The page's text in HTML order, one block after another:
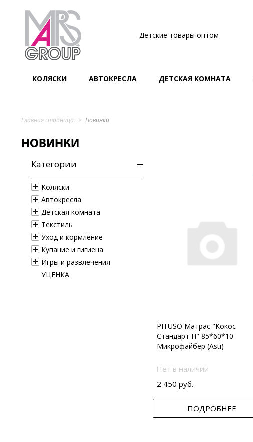
Детские товары оптом
КОЛЯСКИ АВТОКРЕСЛА ДЕТСКАЯ КОМНАТА
Главная страница Новинки
НОВИНКИ
Категории
Коляски
Автокресла
Детская комната
Текстиль
Уход и кормление
Купание и гигиена
Игры и развлечения
УЦЕНКА
PITUSO Матрас "Кокос
Стандарт П" 85*60*10
Микрофайбер (Asti)
Нет в наличии
2 450 руб.
ПОДРОБНЕЕ